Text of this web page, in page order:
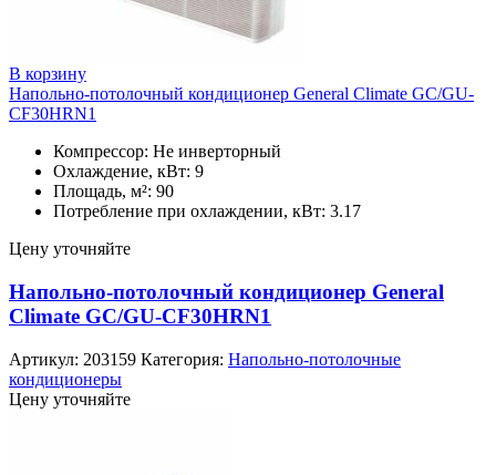
В корзину
Напольно-потолочный кондиционер General Climate GC/GU-
CF30HRN1
Компрессор: Не инверторный
Охлаждение, кВт: 9
Площадь, м²: 90
Потребление при охлаждении, кВт: 3.17
Цену уточняйте
Напольно-потолочный кондиционер General
Climate GC/GU-CF30HRN1
Артикул: 203159 Категория: Напольно-потолочные
кондиционеры
Цену уточняйте